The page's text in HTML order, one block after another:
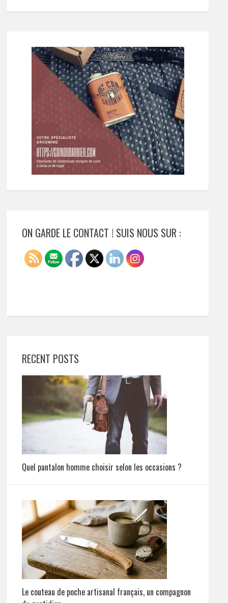
ON GARDE LE CONTACT ! SUIS NOUS SUR :
RECENT POSTS
Quel pantalon homme choisir selon les occasions ?
Le couteau de poche artisanal français, un compagnon